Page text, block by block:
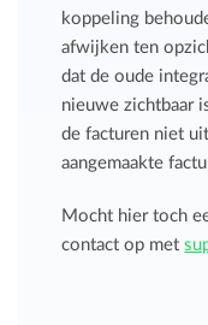
koppeling
afwijken ten
dat de oude
nieuwe zichtbaar
de facturen niet
aangemaakte
Mocht hier toch
contact op met